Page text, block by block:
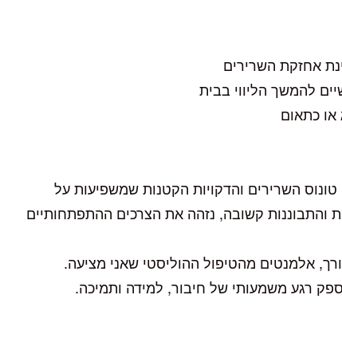
אחזקת השרירים
להמשך הליווי בבית
או כתאום
השרירים והדקויות הקטנות שמשפיעות על
והתבוננות קשובה, נזהה את הצרכים ההתפתחותיים
אלמנטים מהטיפול ההוליסטי שאני מציעה.
רגע משמעותי של חיבור, למידה ותמיכה.